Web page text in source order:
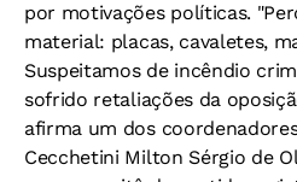
por motivações políticas.
material: placas, cavaletes,
Suspeitamos de incêndio
sofrido retaliações da
afirma um dos
Cecchetini Milton Sérgio de